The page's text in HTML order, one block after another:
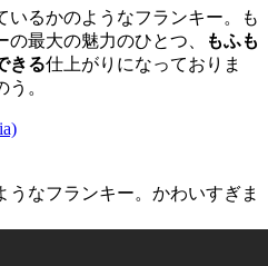
いるかのようなフランキー。も
最大の魅力のひとつ、
もふも
きる仕上がりになっておりま
。
なフランキー。かわいすぎま